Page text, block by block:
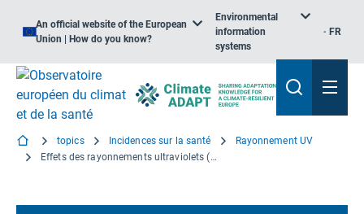
An official website of the European
Union | How do you know?
Environmental
information
systems
FR
topics Incidences sur la santé
Rayonnement UV
Effets des rayonnements ultraviolets (UV) sur la santé humaine dans le contexte du changement climatique